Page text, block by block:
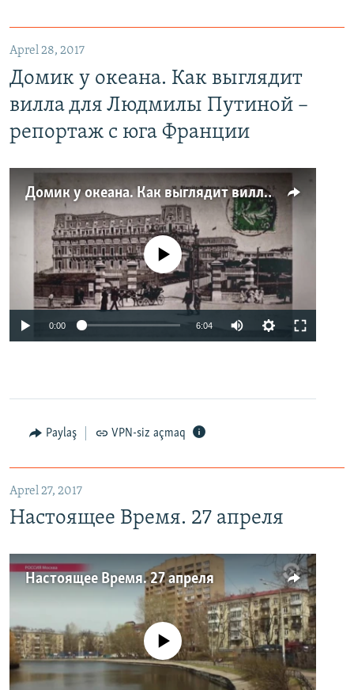
Aprel 28, 2017
Домик у океана. Как выглядит
вилла для Людмилы Путиной –
репортаж с юга Франции
Домик у океана. Как выглядит вилла для Людмилы Путиной – репортаж с юга Франции
No media source currently available
0:00 6:04
Paylaş VPN-siz açmaq
Aprel 27, 2017
Настоящее Время. 27 апреля
Настоящее Время. 27 апреля
No media source currently available